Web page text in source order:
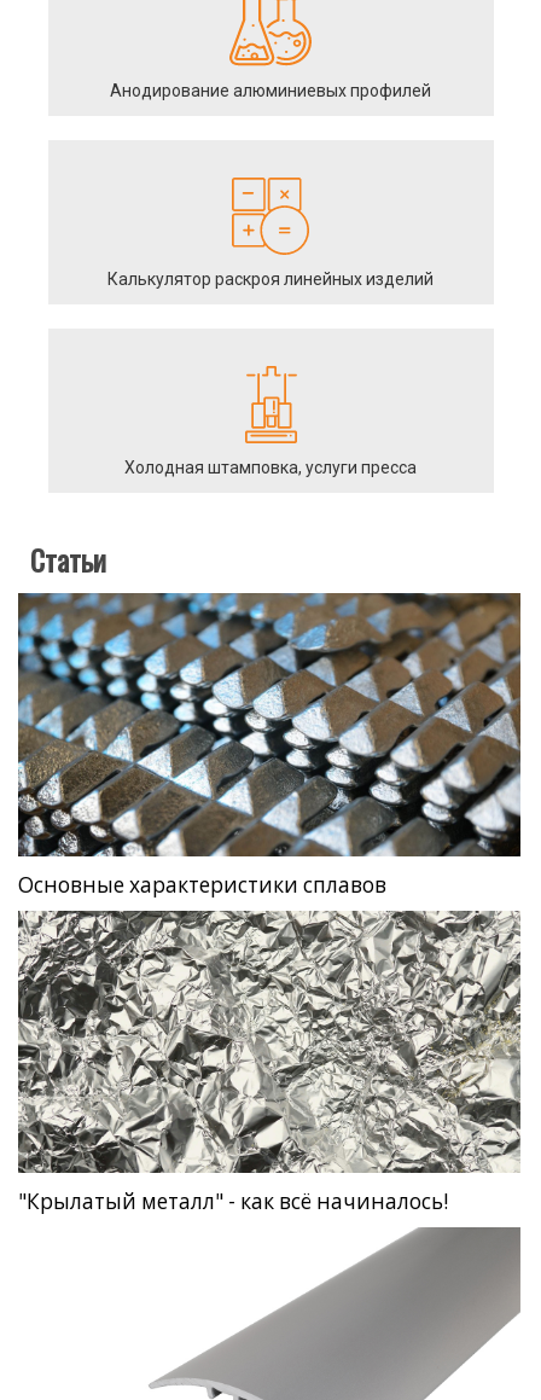
Анодирование алюминиевых профилей
Калькулятор раскроя линейных изделий
Холодная штамповка, услуги пресса
Статьи
Основные характеристики сплавов
"Крылатый металл" - как всё начиналось!